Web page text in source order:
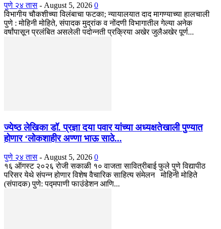
पुणे २४ तास - August 5, 2026 0
विभागीय चौकशीच्या विलंबाचा फटका; न्यायालयात दाद मागण्याच्या हालचाली
पुणे : मोहिनी मोहिते, संपादक मुद्रांक व नोंदणी विभागातील गेल्या अनेक
वर्षांपासून प्रलंबित असलेली पदोन्नती प्रक्रिया अखेर जुलैअखेर पूर्ण...
ज्येष्ठ लेखिका डॉ. प्रज्ञा दया पवार यांच्या अध्यक्षतेखाली पुण्यात
होणार ‘लोकशाहीर अण्णा भाऊ साठे...
पुणे २४ तास - August 5, 2026 0
१६ ऑगस्ट २०२६ रोजी सकाळी १० वाजता सावित्रीबाई फुले पुणे विद्यापीठ
परिसर येथे संपन्न होणार विशेष वैचारिक साहित्य संमेलन मोहिनी मोहिते
(संपादक) पुणे: पद्मपाणी फाउंडेशन आणि...